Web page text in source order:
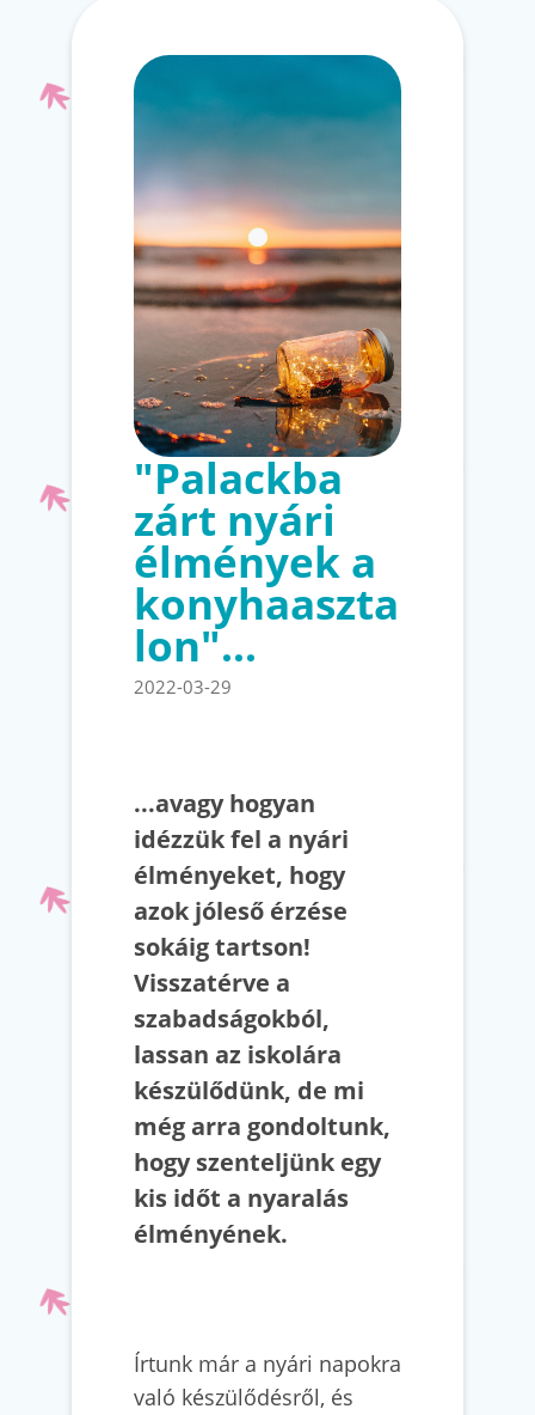
"Palackba
zárt nyári
élmények a
konyhaaszta
lon"...
2022-03-29
...avagy hogyan
idézzük fel a nyári
élményeket, hogy
azok jóleső érzése
sokáig tartson!
Visszatérve a
szabadságokból,
lassan az iskolára
készülődünk, de mi
még arra gondoltunk,
hogy szenteljünk egy
kis időt a nyaralás
élményének.
Írtunk már a nyári napokra
való készülődésről, és